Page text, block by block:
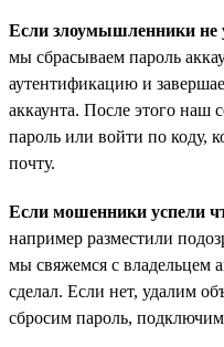
Если злоумышленники не
мы сбрасываем пароль
аутентификацию и
аккаунта. После этого наш
пароль или войти по коду,
почту.
Если мошенники успели
например разместили
мы свяжемся с владельцем
сделал. Если нет, удалим
сбросим пароль,